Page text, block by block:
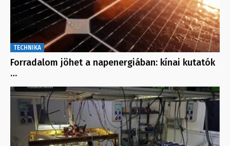
TECHNIKA
Forradalom jöhet a napenergiában: kínai kutatók
…